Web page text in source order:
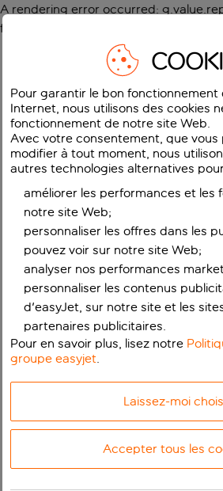
A rendering error occurred:
function
Pour garantir le bon fonctionnement
Internet, nous utilisons des cookies
fonctionnement de notre site Web.
Avec votre consentement, que vous
modifier à tout moment, nous
autres technologies alternatives
améliorer les performances et les
notre site Web;
personnaliser les offres dans les
pouvez voir sur notre site Web;
analyser nos performances
personnaliser les contenus
d'easyJet, sur notre site et les
partenaires publicitaires.
Pour en savoir plus, lisez notre
groupe easyjet.
Laissez-moi
Accepter tous les